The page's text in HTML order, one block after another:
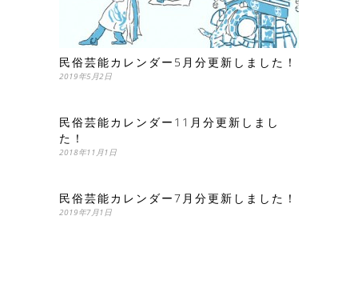
民俗芸能カレンダー5月分更新しました！
2019年5月2日
民俗芸能カレンダー11月分更新しまし
た！
2018年11月1日
民俗芸能カレンダー7月分更新しました！
2019年7月1日